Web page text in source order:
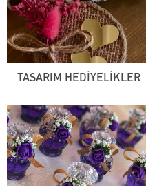
TASARIM HEDİYELİKLER